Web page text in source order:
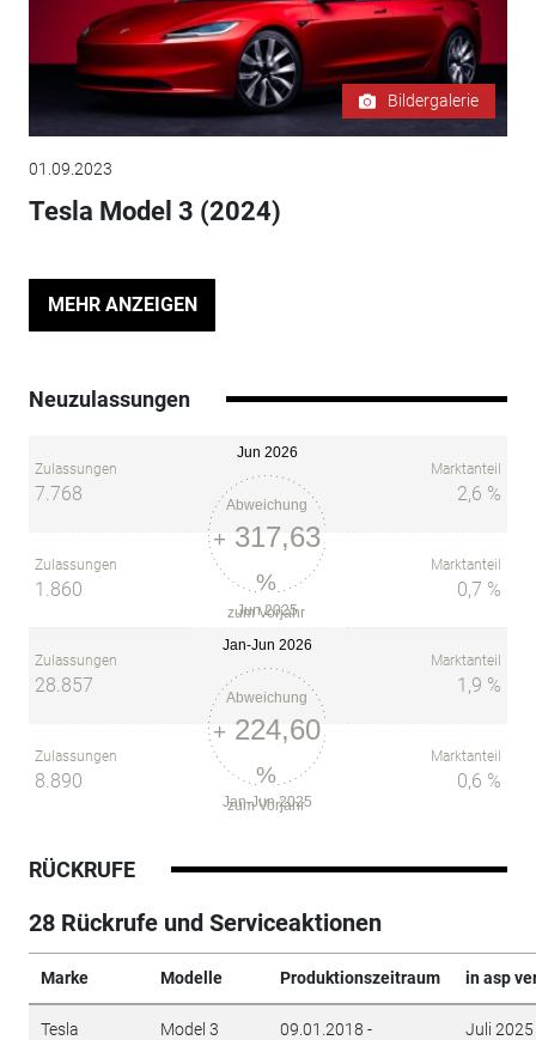
Bildergalerie
01.09.2023
Tesla Model 3 (2024)
MEHR ANZEIGEN
Neuzulassungen
Zulassungen
7.768 Abweichung
+317,63
%
zum Vorjahr
Jun 2026
Marktanteil
2,6 %
Zulassungen
1.860
Jun 2025
Marktanteil
0,7 %
Zulassungen
28.857
Abweichung
+224,60
%
zum Vorjahr
Jan-Jun 2026
Marktanteil
1,9 %
Zulassungen
8.890
Jan-Jun 2025
Marktanteil
0,6 %
RÜCKRUFE
28 Rückrufe und Serviceaktionen
Marke Modelle Produktionszeitraum in asp
Tesla Model 3
09.01.2018 -
Juli 2025